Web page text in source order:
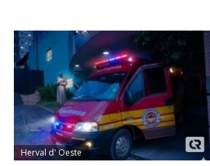
Herval d' Oeste